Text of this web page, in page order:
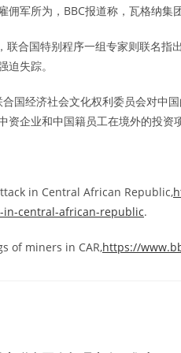
军所为，BBC报道称，瓦格纳集
合国特别程序一组专家则联名指
失踪。
国经济社会文化权利委员会对中
企业和中国籍员工在境外的投资
in Central African Republic,
central-african-republic.
of miners in CAR,https://